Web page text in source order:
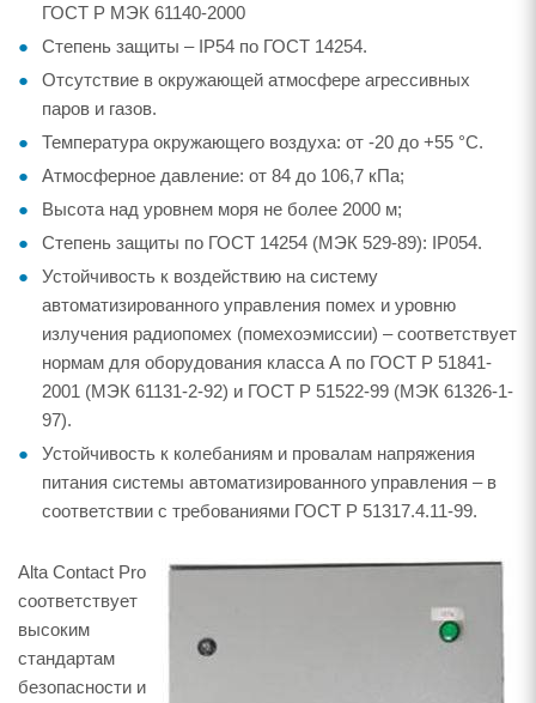
ГОСТ Р МЭК 61140-2000
Степень защиты – IP54 по ГОСТ 14254.
Отсутствие в окружающей атмосфере агрессивных
паров и газов.
Температура окружающего воздуха: от -20 до +55 °С.
Атмосферное давление: от 84 до 106,7 кПа;
Высота над уровнем моря не более 2000 м;
Степень защиты по ГОСТ 14254 (МЭК 529-89): IP054.
Устойчивость к воздействию на систему
автоматизированного управления помех и уровню
излучения радиопомех (помехоэмиссии) – соответствует
нормам для оборудования класса А по ГОСТ Р 51841-
2001 (МЭК 61131-2-92) и ГОСТ Р 51522-99 (МЭК 61326-1-
97).
Устойчивость к колебаниям и провалам напряжения
питания системы автоматизированного управления – в
соответствии с требованиями ГОСТ Р 51317.4.11-99.
Alta Contact Pro
соответствует
высоким
стандартам
безопасности и